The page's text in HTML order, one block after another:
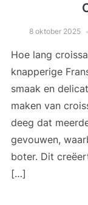
8 oktober 2025
Hoe lang
knapperige
smaak en
maken van
deeg dat
gevouwen,
boter. Dit
[…]